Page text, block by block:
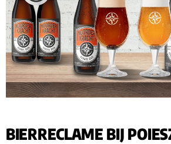
BIERRECLAME BIJ